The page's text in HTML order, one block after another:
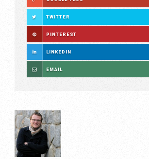
TWITTER
PINTEREST
LINKEDIN
EMAIL